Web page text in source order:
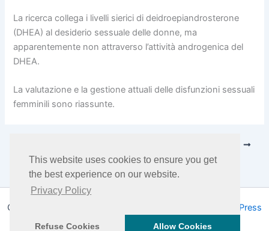
This website uses cookies to ensure you get
the best experience on our website.
Privacy Policy
Refuse Cookies Allow Cookies
La ricerca collega i livelli sierici di deidroepiandrosterone
(DHEA) al desiderio sessuale delle donne, ma
apparentemente non attraverso l’attività androgenica del
DHEA.
La valutazione e la gestione attuali delle disfunzioni sessuali
femminili sono riassunte.
Copyright © 2026 DHEA Facts | Powered by
Tema WordPress